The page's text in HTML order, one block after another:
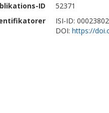
ID
52371
ISI-ID:
DOI: https://